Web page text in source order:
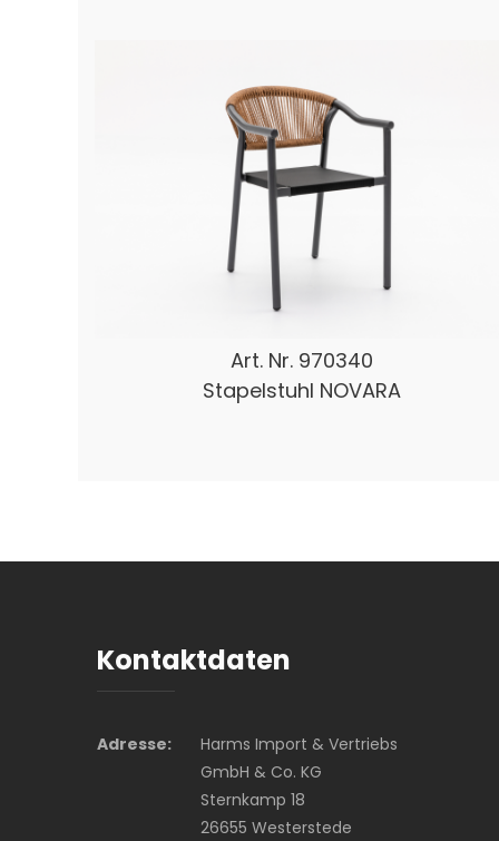
Art. Nr. 970340
Stapelstuhl NOVARA
Kontaktdaten
Adresse:
Harms Import & Vertriebs
GmbH & Co. KG
Sternkamp 18
26655 Westerstede